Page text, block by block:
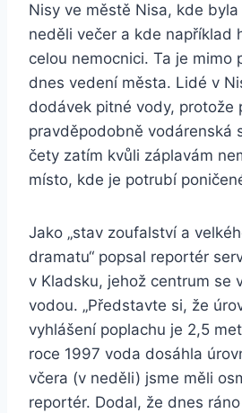
Nisy ve městě Nisa, kde
neděli večer a kde například
celou nemocnici. Ta je mimo
dnes vedení města. Lidé v
dodávek pitné vody, protože
pravděpodobně vodárenská
čety zatím kvůli záplavám
místo, kde je potrubí
Jako „stav zoufalství a
dramatu“ popsal reportér
v Kladsku, jehož centrum se
vodou. „Představte si, že
vyhlášení poplachu je 2,5
roce 1997 voda dosáhla
včera (v neděli) jsme měli
reportér. Dodal, že dnes